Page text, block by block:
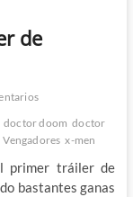
de
doctor doom doctor
Vengadores x-men
primer tráiler de
bastantes ganas